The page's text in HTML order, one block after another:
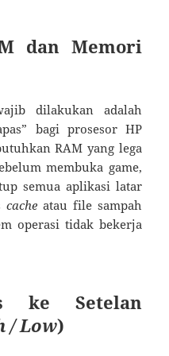
dan Memori
dilakukan adalah
bagi prosesor HP
RAM yang lega
membuka game,
semua aplikasi latar
cacheatau file sampah
operasi tidak bekerja
ke Setelan
/ Low)